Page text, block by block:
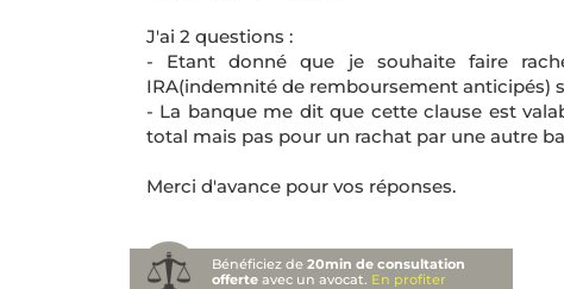
J'ai 2 questions :
- Etant donné que je souhaite faire
IRA(indemnité de remboursement anticipés)
- La banque me dit que cette clause est
total mais pas pour un rachat par une autre
Merci d'avance pour vos réponses.
Bénéficiez de20min de consultation
offerte avec un avocat. En profiter